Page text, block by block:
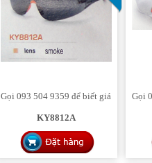
Gọi 093 504 9359 để biết giá
KY8812A
Gọi